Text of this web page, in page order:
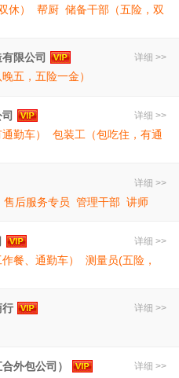
休） 帮厨 储备干部（五险，双
详细 >>
限公司
五，五险一金）
详细 >>
勤车）
包装工（包吃住，有通
详细 >>
售后服务专员 管理干部 讲师
详细 >>
餐、通勤车）
测量员(五险，
详细 >>
行
详细 >>
外包公司）